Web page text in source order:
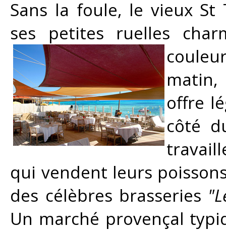
Sans la foule, le vieux St
ses petites ruelles
offre
côté
qui vendent leurs
des célèbres brasseries
Un marché provençal